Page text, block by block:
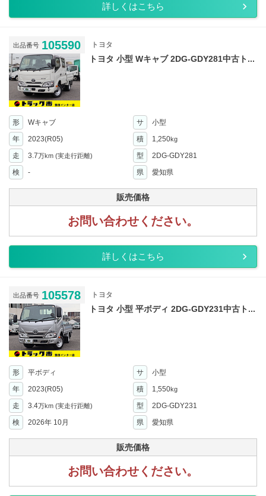
詳しくはこちら
出品番号 105590 トヨタ
トヨタ 小型 Wキャブ 2DG-GDY281中古ト...
形 Wキャブ サ
小型
年
2023(R05) 積 1,250kg
走 3.7万km (実走行距離) 型
2DG-GDY281
検
- 県 愛知県
販売価格
お問い合わせください。
詳しくはこちら
出品番号 105578 トヨタ
トヨタ 小型 平ボディ 2DG-GDY231中古ト...
形 平ボディ サ
小型
年
2023(R05) 積 1,550kg
走 3.4万km (実走行距離) 型
2DG-GDY231
検
2026年 10月 県 愛知県
販売価格
お問い合わせください。